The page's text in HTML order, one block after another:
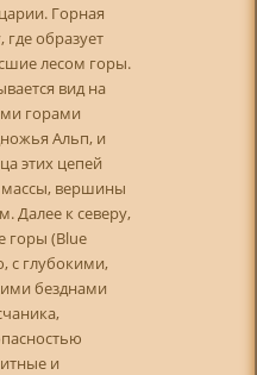
Горная
образует
лесом горы.
вид на
горами
Альп, и
этих цепей
массы, вершины
Далее к северу,
горы (Blue
с глубокими,
безднами
и